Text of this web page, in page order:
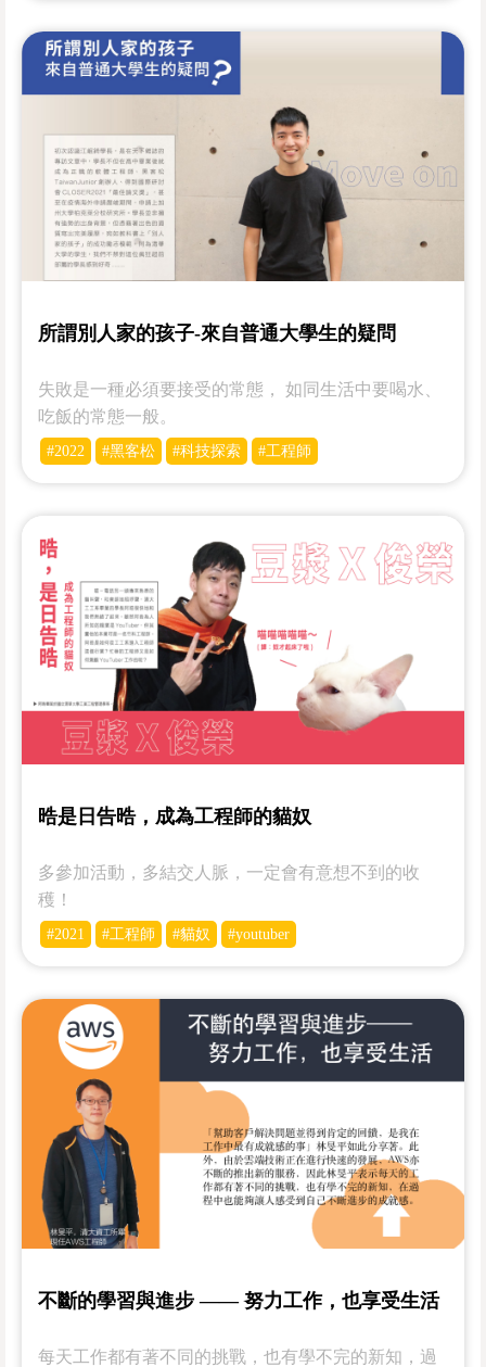
所謂別人家的孩子-來自普通大學生的疑問
失敗是一種必須要接受的常態， 如同生活中要喝水、
吃飯的常態一般。
#2022 #黑客松 #科技探索 #工程師
晧是日告晧，成為工程師的貓奴
多參加活動，多結交人脈，一定會有意想不到的收
穫！
#2021 #工程師 #貓奴 #youtuber
不斷的學習與進步 —— 努力工作，也享受生活
每天工作都有著不同的挑戰，也有學不完的新知，過